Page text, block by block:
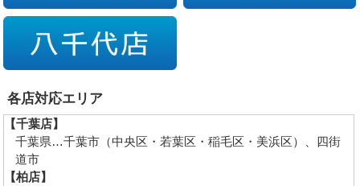
各店対応エリア
【千葉店】
千葉県…千葉市（中央区・若葉区・稲毛区・美浜区）、四街
道市
【柏店】